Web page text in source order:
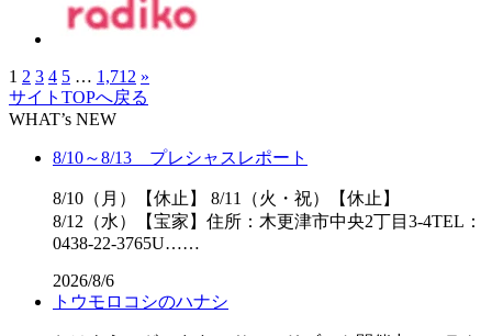
1 2 3 4 5 … 1,712 »
サイトTOPへ戻る
WHAT’s NEW
8/10～8/13 プレシャスレポート
8/10（月）【休止】 8/11（火・祝）【休止】
8/12（水）【宝家】住所：木更津市中央2丁目3-4TEL：
0438-22-3765U……
2026/8/6
トウモロコシのハナシ